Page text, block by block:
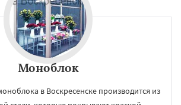
Моноблок
в Воскресенске производится из